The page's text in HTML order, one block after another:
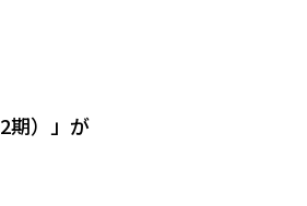
2期）」が